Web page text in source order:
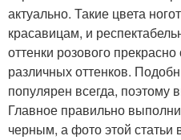
актуально. Такие цвета
красавицам, и
оттенки розового
различных оттенков.
популярен всегда, поэтому
Главное правильно
черным, а фото этой статьи